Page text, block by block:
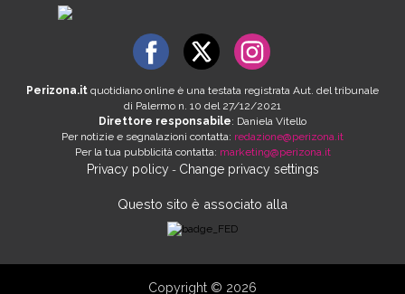
Perizona.it quotidiano online è una testata registrata Aut. del tribunale
di Palermo n. 10 del 27/12/2021
Direttore responsabile: Daniela Vitello
Per notizie e segnalazioni contatta: redazione@perizona.it
Per la tua pubblicità contatta: marketing@perizona.it
Privacy policy- Change privacy settings
Questo sito è associato alla
Copyright © 2026